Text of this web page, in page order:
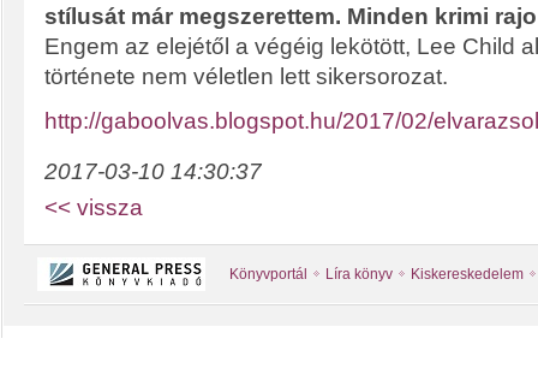
stílusát már megszerettem. Minden krimi
Engem az elejétől a végéig lekötött, Lee Child
története nem véletlen lett sikersorozat.
http://gaboolvas.blogspot.hu/2017/02/
2017-03-10 14:30:37
<< vissza
Könyvportál Líra könyv Kiskereskedelem